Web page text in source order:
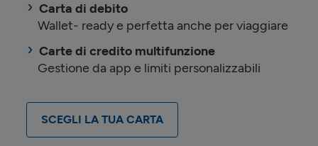
Carta di debito
Wallet- ready e perfetta anche per viaggiare
Carte di credito multifunzione
Gestione da app e limiti personalizzabili
SCEGLI LA TUA CARTA